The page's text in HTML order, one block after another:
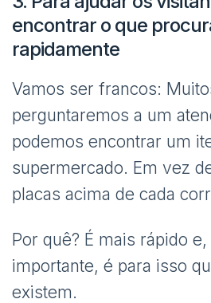
encontrar o que
rapidamente
Vamos ser francos:
perguntaremos a um
podemos encontrar um
supermercado. Em vez
placas acima de cada
Por quê? É mais rápido
importante, é para isso
existem.